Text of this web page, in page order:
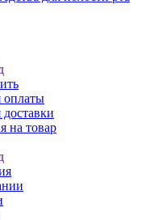
оплаты
на товар